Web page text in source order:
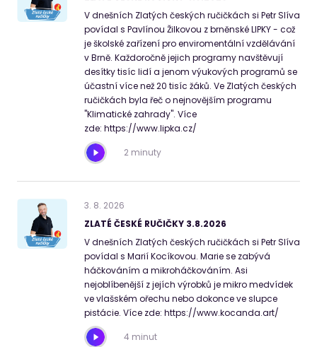
V dnešních Zlatých českých ručičkách si Petr Slíva
povídal s Pavlínou Žilkovou z brněnské LIPKY - což
je školské zařízení pro enviromentální vzdělávání
v Brně. Každoročně jejich programy navštěvují
desítky tisíc lidí a jenom výukových programů se
účastní více než 20 tisíc žáků. Ve Zlatých českých
ručičkách byla řeč o nejnovějším programu
"Klimatické zahrady". Více
zde: https://www.lipka.cz/
2 minuty
3. 8. 2026
ZLATÉ ČESKÉ RUČIČKY 3.8.2026
V dnešních Zlatých českých ručičkách si Petr Slíva
povídal s Marií Kocíkovou. Marie se zabývá
háčkováním a mikroháčkováním. Asi
nejoblíbenější z jejích výrobků je mikro medvídek
ve vlašském ořechu nebo dokonce ve slupce
pistácie. Více zde: https://www.kocanda.art/
4 minut